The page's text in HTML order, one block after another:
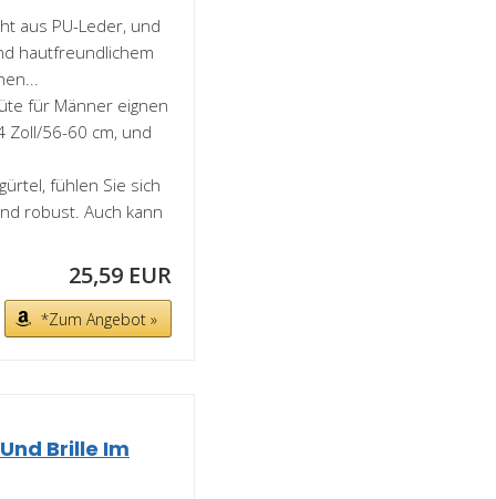
aus PU-Leder, und
hautfreundlichem
für Männer eignen
Zoll/56-60 cm, und
fühlen Sie sich
robust. Auch kann
25,59 EUR
*Zum Angebot »
Brille Im